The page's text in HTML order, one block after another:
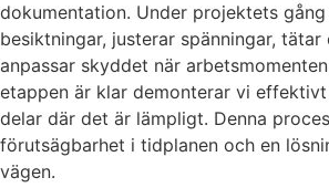
dokumentation. Under projektets
besiktningar, justerar spänningar,
anpassar skyddet när
etappen är klar demonterar vi
delar där det är lämpligt. Denna
förutsägbarhet i tidplanen och en
vägen.